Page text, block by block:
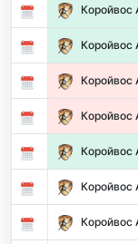
Коройвос
Коройвос
Коройвос
Коройвос
Коройвос
Коройвос
Коройвос